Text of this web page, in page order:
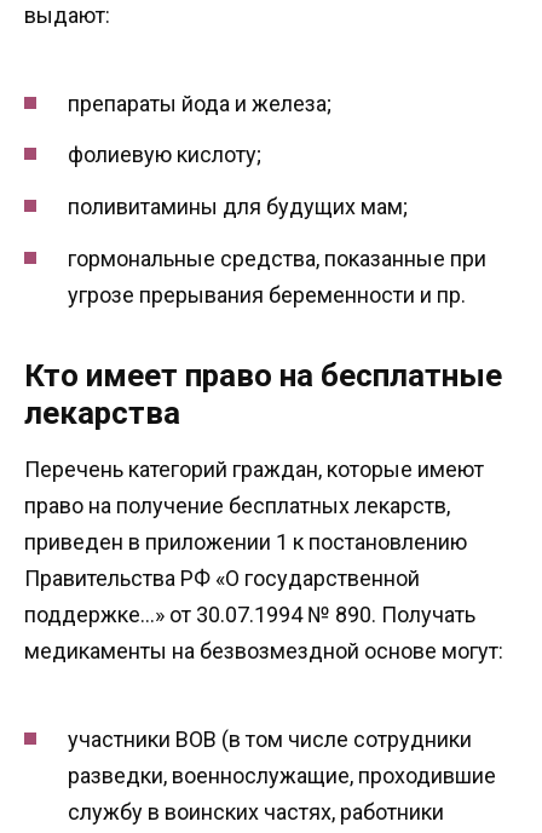
выдают:
препараты йода и железа;
фолиевую кислоту;
поливитамины для будущих мам;
гормональные средства, показанные при
угрозе прерывания беременности и пр.
Кто имеет право на бесплатные
лекарства
Перечень категорий граждан, которые имеют
право на получение бесплатных лекарств,
приведен в приложении 1 к постановлению
Правительства РФ «О государственной
поддержке…» от 30.07.1994 № 890. Получать
медикаменты на безвозмездной основе могут:
участники ВОВ (в том числе сотрудники
разведки, военнослужащие, проходившие
службу в воинских частях, работники